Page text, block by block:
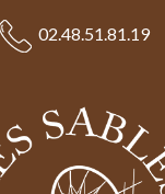
02.48.51.81.19